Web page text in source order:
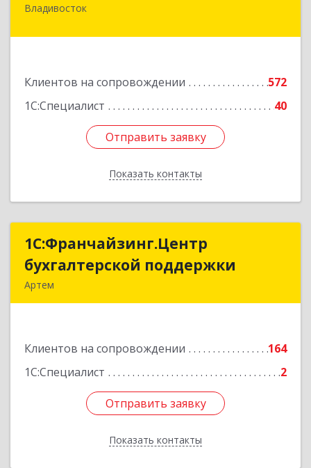
Владивосток
Клиентов на сопровождении
572
1С:Специалист
40
Отправить заявку
Показать контакты
690014, Приморский край, Владивосток г,
Отправить заявку
Назад
1С:Франчайзинг.Центр
бухгалтерской поддержки
Артем
Клиентов на сопровождении
164
1С:Специалист
2
Отправить заявку
Показать контакты
1С:Франчайзинг.Центр
бухгалтерской поддержки
Подробнее
Отправить заявку
Назад